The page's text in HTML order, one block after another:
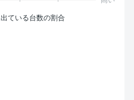
ている台数の割合